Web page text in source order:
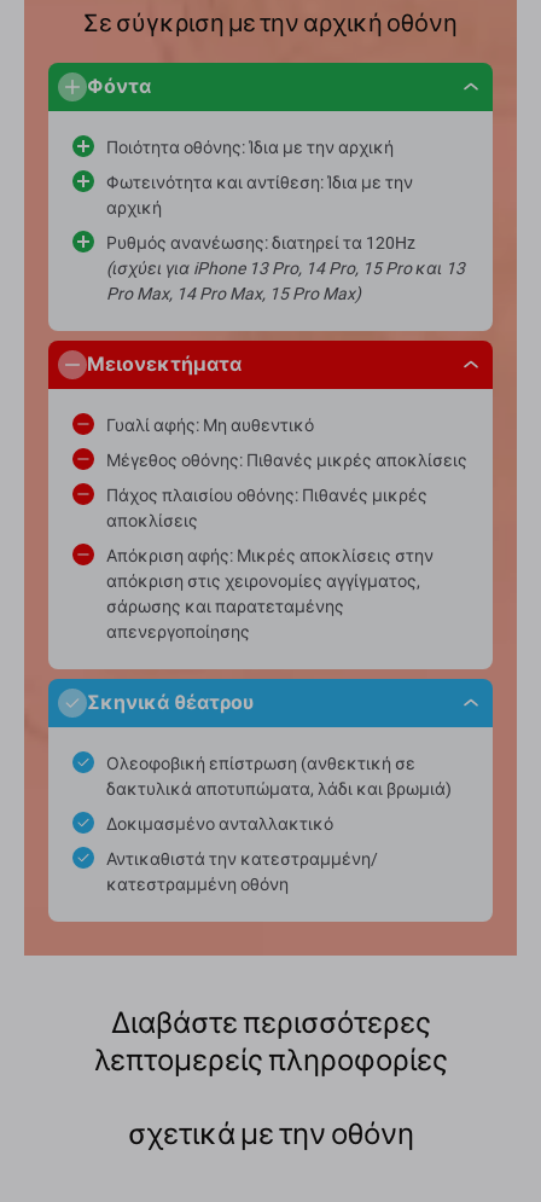
Σε σύγκριση με την αρχική οθόνη
Φόντα
Ποιότητα οθόνης: Ίδια με την αρχική
Φωτεινότητα και αντίθεση: Ίδια με την
αρχική
Ρυθμός ανανέωσης: διατηρεί τα 120Hz
(ισχύει για iPhone 13 Pro, 14 Pro, 15 Pro και 13
Pro Max, 14 Pro Max, 15 Pro Max)
Μειονεκτήματα
Γυαλί αφής: Μη αυθεντικό
Μέγεθος οθόνης: Πιθανές μικρές αποκλίσεις
Πάχος πλαισίου οθόνης: Πιθανές μικρές
αποκλίσεις
Απόκριση αφής: Μικρές αποκλίσεις στην
απόκριση στις χειρονομίες αγγίγματος,
σάρωσης και παρατεταμένης
απενεργοποίησης
Σκηνικά θέατρου
Ολεοφοβική επίστρωση (ανθεκτική σε
δακτυλικά αποτυπώματα, λάδι και βρωμιά)
Δοκιμασμένο ανταλλακτικό
Αντικαθιστά την κατεστραμμένη/
κατεστραμμένη οθόνη
Διαβάστε περισσότερες
λεπτομερείς πληροφορίες
σχετικά με την οθόνη